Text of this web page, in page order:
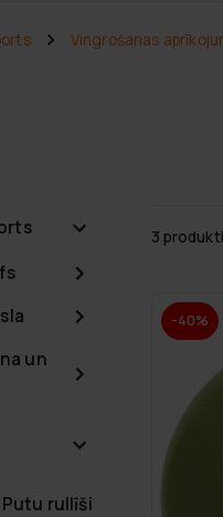
Vingrošanas
un
Putu rullīši
3 produkti
-40%